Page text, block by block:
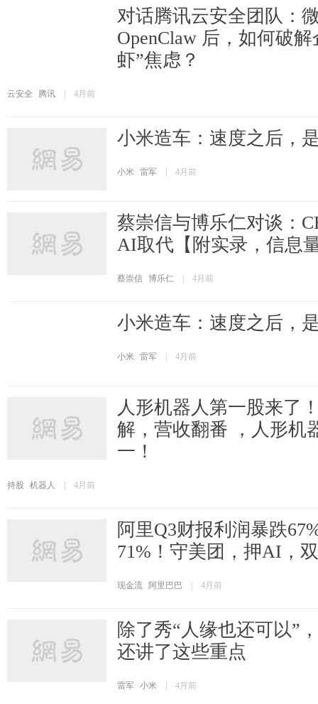
对话腾讯云安全团队：
OpenClaw 后，如何破
虾”焦虑？
云安全 腾讯 4月前
小米造车：速度之后，
小米 雷军 4月前
蔡崇信与博乐仁对谈：
AI取代【附实录，信息
蔡崇信 博乐仁 4月前
小米造车：速度之后，
小米 雷军 4月前
人形机器人第一股来了
解，营收翻番 ，人形机
一！
持股 机器人 4月前
阿里Q3财报利润暴跌
71%！守美团，押AI，
现金流 阿里巴巴 4月前
除了秀“人缘也还可以”
还讲了这些重点
雷军 小米 4月前